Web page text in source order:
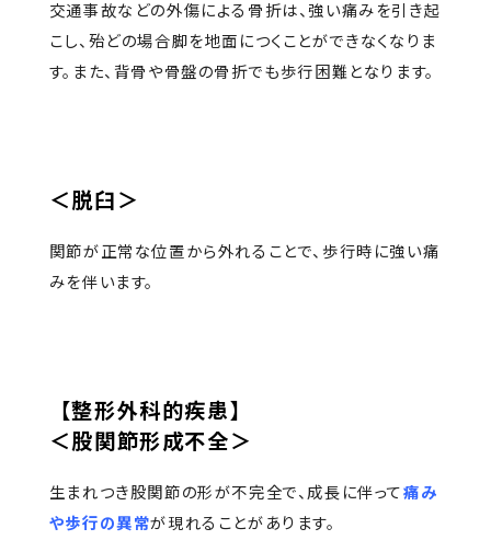
交通事故などの外傷による骨折は、強い痛みを引き起
こし、殆どの場合脚を地面につくことができなくなりま
す。また、背骨や骨盤の骨折でも歩行困難となります。
＜脱臼＞
関節が正常な位置から外れることで、歩行時に強い痛
みを伴います。
【整形外科的疾患】
＜股関節形成不全＞
生まれつき股関節の形が不完全で、成長に伴って痛み
や歩行の異常が現れることがあります。